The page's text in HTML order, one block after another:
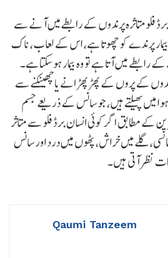
فلو متاثرہ پرندوں کے رابطےمیں آنے سے
پرندے کو چھوتا ہے، اس کے لعاب، ناک
رابطے میں آتا ہے تو وہ بیمار ہوسکتا ہے۔
کے پروں کے پھڑپھڑانے یا چھینکنے سے
پھیلتے ہیں، جو سانس کے ذریعے جسم
کے مطابق اگر کوئی انسان برڈ فلو سے متاثر
گلے میں خراش، پٹھوں میں درد اور سانس
نظر آتی ہیں۔
Qaumi Tanzeem